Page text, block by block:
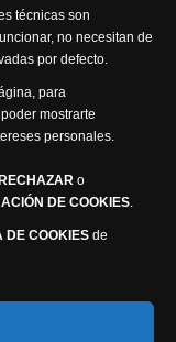
técnicas son
no necesitan de
por defecto.
para
mostrarte
personales.
RECHAZAR o
DE COOKIES.
DE COOKIES de
de cookies
personales
Empresarial